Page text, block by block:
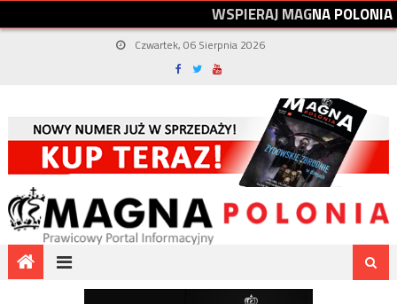
WSPIERAJMAGNAPOLONIA
Czwartek, 06 Sierpnia 2026